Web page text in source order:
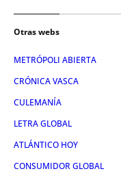
Otras webs
METRÓPOLI ABIERTA
CRÓNICA VASCA
CULEMANÍA
LETRA GLOBAL
ATLÁNTICO HOY
CONSUMIDOR GLOBAL